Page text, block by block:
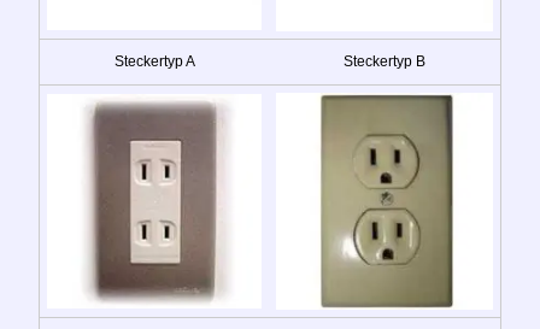
Steckertyp A Steckertyp B